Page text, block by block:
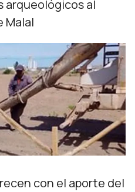
arqueológicos al
Malal
con el aporte del